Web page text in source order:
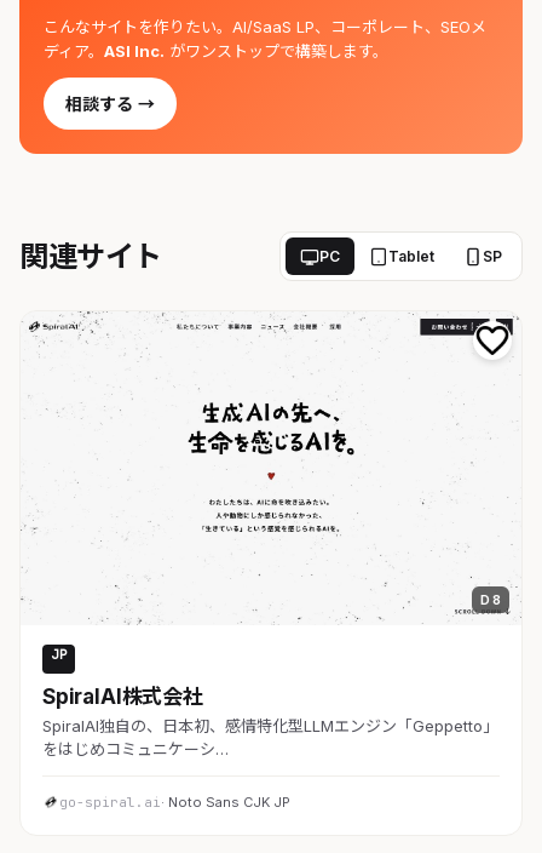
こんなサイトを作りたい。AI/SaaS LP、コーポレート、SEOメ
ディア。 ASI Inc. がワンストップで構築します。
相談する →
関連サイト PC Tablet SP
D 8
JP
SpiralAI株式会社
SpiralAI独自の、日本初、感情特化型LLMエンジン「Geppetto」
をはじめコミュニケーシ…
go-spiral.ai· Noto Sans CJK JP